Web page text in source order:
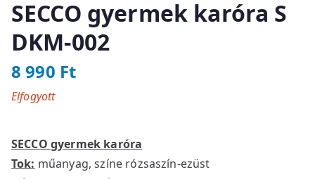
SECCO gyermek karóra S
DKM-002
8 990 Ft
SECCO gyermek karóra
Tok: műanyag, színe rózsaszín-ezüst
Elfogyott